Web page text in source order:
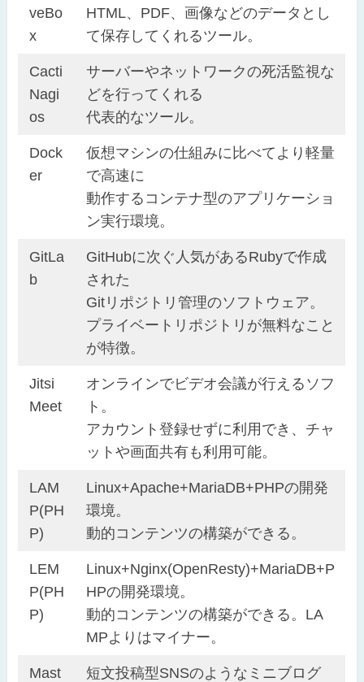
veBo
x
HTML、PDF、画像などのデータとし
て保存してくれるツール。
Cacti
Nagi
os
サーバーやネットワークの死活監視な
どを行ってくれる
代表的なツール。
Dock
er
仮想マシンの仕組みに比べてより軽量
で高速に
動作するコンテナ型のアプリケーショ
ン実行環境。
GitLa
b
GitHubに次ぐ人気があるRubyで作成
された
Gitリポジトリ管理のソフトウェア。
プライベートリポジトリが無料なこと
が特徴。
Jitsi
Meet
オンラインでビデオ会議が行えるソフ
ト。
アカウント登録せずに利用でき、チャ
ットや画面共有も利用可能。
LAM
P(PH
P)
Linux+Apache+MariaDB+PHPの開発
環境。
動的コンテンツの構築ができる。
LEM
P(PH
P)
Linux+Nginx(OpenResty)+MariaDB+P
HPの開発環境。
動的コンテンツの構築ができる。LA
MPよりはマイナー。
Mast
短文投稿型SNSのようなミニブログ